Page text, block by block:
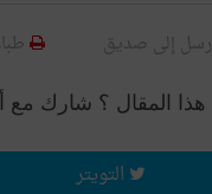
إلى صديق
المقال ؟ شارك مع
التويتر